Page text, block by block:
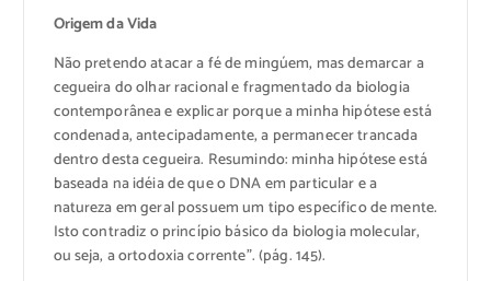
Origem da Vida
Não pretendo atacar a fé de mingúem, mas demarcar a
cegueira do olhar racional e fragmentado da biologia
contemporânea e explicar porque a minha hipótese está
condenada, antecipadamente, a permanecer trancada
dentro desta cegueira. Resumindo: minha hipótese está
baseada na idéia de que o DNA em particular e a
natureza em geral possuem um tipo específico de mente.
Isto contradiz o princípio básico da biologia molecular,
ou seja, a ortodoxia corrente”. (pág. 145).